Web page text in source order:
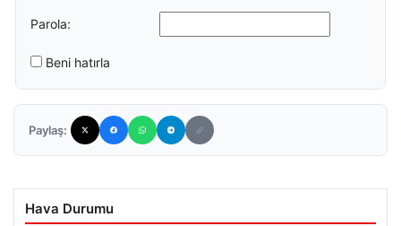
Parola:
Beni hatırla
Paylaş:
Hava Durumu